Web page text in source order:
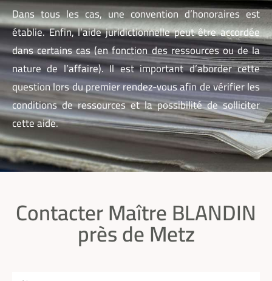
Dans tous les cas, une convention d’honoraires est
établie. Enfin, l’aide juridictionnelle peut être accordée
dans certains cas (en fonction des ressources ou de la
nature de l’affaire). Il est important d’aborder cette
question lors du premier rendez-vous afin de vérifier les
conditions de ressources et la possibilité de solliciter
cette aide.
Contacter Maître BLANDIN
près de Metz